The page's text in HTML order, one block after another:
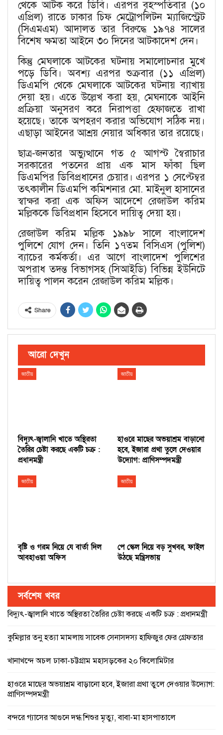
থেকে আটক করে ডিবি। এরপর বৃহস্পতিবার (১০
এপ্রিল) রাতে ঢাকার চিফ মেট্রোপলিটন ম্যাজিস্ট্রেট
(সিএমএম) আদালত তার বিরুদ্ধে ১৯৭৪ সালের
বিশেষ ক্ষমতা আইনে ৩০ দিনের আটকাদেশ দেন।
কিন্তু মেঘলাকে আটকের ঘটনায় সমালোচনার মুখে
পড়ে ডিবি। অবশ্য এরপর শুক্রবার (১১ এপ্রিল)
ডিএমপি থেকে মেঘলাকে আটকের ঘটনায় ব্যাখায়
দেয়া হয়। এতে উল্লেখ করা হয়, মেঘনাকে আইনি
প্রক্রিয়া অনুসরণ করে নিরাপত্তা হেফাজতে রাখা
হয়েছে। তাকে অপহরণ করার অভিযোগ সঠিক নয়।
এছাড়া আইনের আশ্রয় নেয়ার অধিকার তার রয়েছে।
ছাত্র-জনতার অভ্যুত্থানে গত ৫ আগস্ট স্বৈরাচার
সরকারের পতনের প্রায় এক মাস ফাঁকা ছিল
ডিএমপির ডিবিপ্রধানের চেয়ার। এরপর ১ সেপ্টেম্বর
তৎকালীন ডিএমপি কমিশনার মো. মাইনুল হাসানের
স্বাক্ষর করা এক অফিস আদেশে রেজাউল করিম
মল্লিককে ডিবিপ্রধান হিসেবে দায়িত্ব দেয়া হয়।
রেজাউল করিম মল্লিক ১৯৯৮ সালে বাংলাদেশ
পুলিশে যোগ দেন। তিনি ১৭তম বিসিএস (পুলিশ)
ব্যাচের কর্মকর্তা। এর আগে বাংলাদেশ পুলিশের
অপরাধ তদন্ত বিভাগসহ (সিআইডি) বিভিন্ন ইউনিটে
দায়িত্ব পালন করেন রেজাউল করিম মল্লিক।
Share
আরো দেখুন
জাতীয়
বিদ্যুৎ-জ্বালানি খাতে অস্থিরতা
তৈরির চেষ্টা করছে একটি চক্র :
প্রধানমন্ত্রী
জাতীয়
হাওরে মাছের অভয়াশ্রম বাড়ানো
হবে, ইজারা প্রথা তুলে দেওয়ার
উদ্যোগ: প্রাণিসম্পদমন্ত্রী
জাতীয়
বৃষ্টি ও গরম নিয়ে যে বার্তা দিল
আবহাওয়া অফিস
জাতীয়
পে স্কেল নিয়ে বড় সুখবর, ফাইল
উঠছে মন্ত্রিসভায়
সর্বশেষ খবর
বিদ্যুৎ-জ্বালানি খাতে অস্থিরতা তৈরির চেষ্টা করছে একটি চক্র : প্রধানমন্ত্রী
কুমিল্লার তনু হত্যা মামলায় সাবেক সেনাসদস্য হাফিজুর ফের গ্রেফতার
খানাখন্দে অচল ঢাকা-চট্টগ্রাম মহাসড়কের ২০ কিলোমিটার
হাওরে মাছের অভয়াশ্রম বাড়ানো হবে, ইজারা প্রথা তুলে দেওয়ার উদ্যোগ:
প্রাণিসম্পদমন্ত্রী
বন্দরে গ্যাসের আগুনে দগ্ধ শিশুর মৃত্যু, বাবা-মা হাসপাতালে